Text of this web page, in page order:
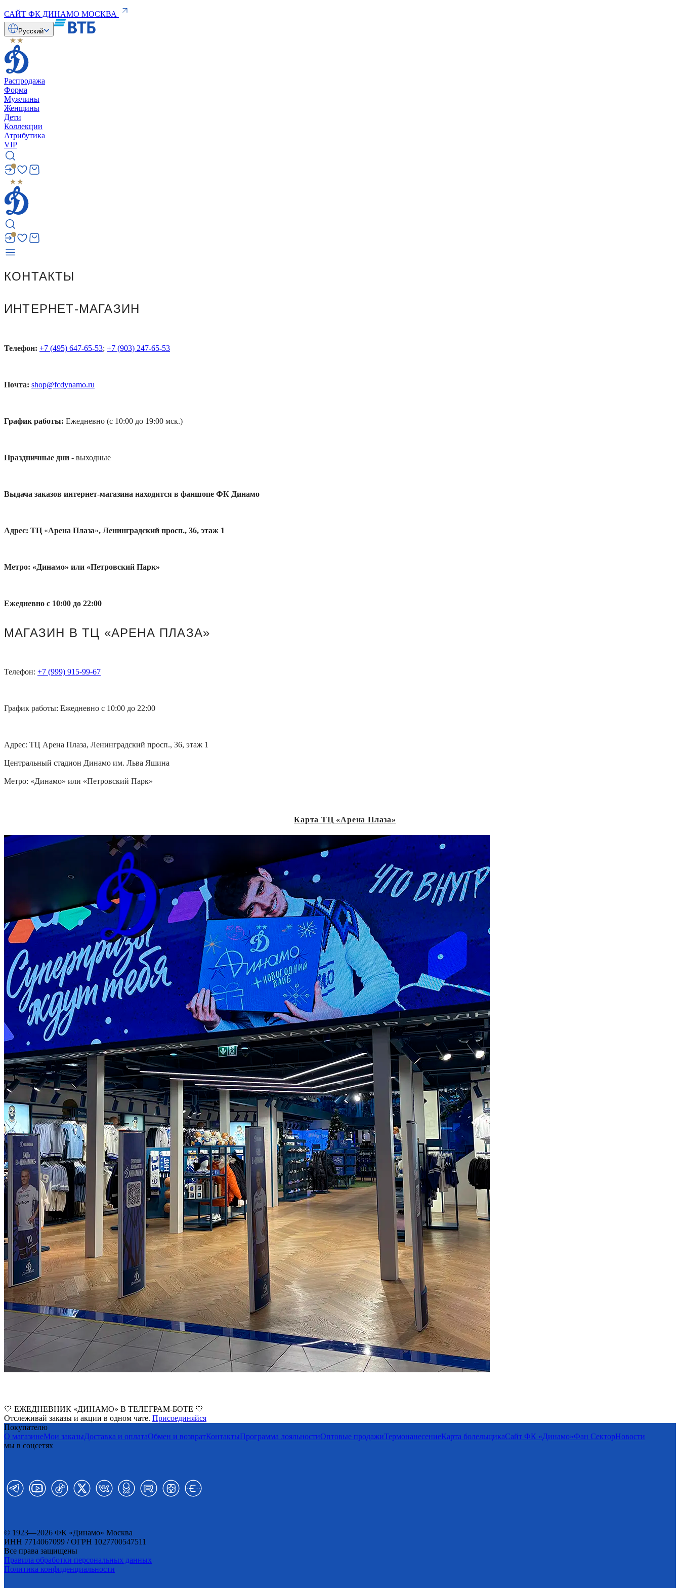
САЙТ ФК ДИНАМО МОСКВА
Русский
Распродажа
Форма
Мужчины
Женщины
Дети
Коллекции
Атрибутика
VIP
КОНТАКТЫ
ИНТЕРНЕТ-МАГАЗИН
Телефон: +7 (495) 647-65-53; +7 (903) 247-65-53
Почта: shop@fcdynamo.ru
График работы: Ежедневно (с 10:00 до 19:00 мск.)
Праздничные дни - выходные
Выдача заказов интернет-магазина находится в фаншопе ФК Динамо
Адрес: ТЦ «Арена Плаза», Ленинградский просп., 36, этаж 1
Метро: «Динамо» или «Петровский Парк»
Ежедневно с 10:00 до 22:00
МАГАЗИН В ТЦ «АРЕНА ПЛАЗА»
Телефон: +7 (999) 915-99-67
График работы: Ежедневно с 10:00 до 22:00
Адрес: ТЦ Арена Плаза, Ленинградский просп., 36, этаж 1
Центральный стадион Динамо им. Льва Яшина
Метро: «Динамо» или «Петровский Парк»
Карта ТЦ «Арена Плаза»
💙 ЕЖЕДНЕВНИК «ДИНАМО» В ТЕЛЕГРАМ-БОТЕ 🤍
Отслеживай заказы и акции в одном чате. Присоединяйся
Покупателю
О магазинеМои заказыДоставка и оплатаОбмен и возвратКонтактыПрограмма лояльностиОптовые продажиТермонанесениеКарта болельщикаСайт ФК «Динамо»Фан CекторНовости
мы в соцсетях
© 1923—2026 ФК «Динамо» Москва
ИНН 7714067099 / ОГРН 1027700547511
Все права защищены
Правила обработки персональных данных
Политика конфиденциальности